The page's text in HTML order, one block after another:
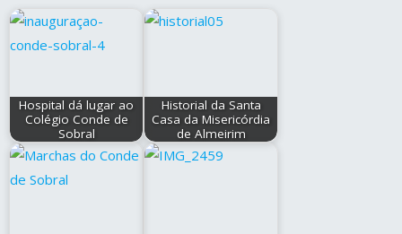
Hospital dá lugar ao
Colégio Conde de
Sobral
Historial da Santa
Casa da Misericórdia
de Almeirim